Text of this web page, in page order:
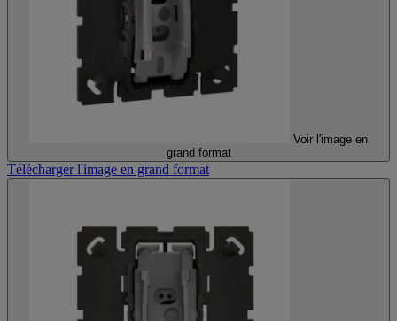
Voir l'image en
grand format
Télécharger l'image en grand format